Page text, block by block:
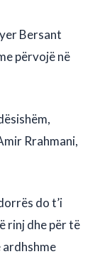
Bersant
përvojë në
Rrahmani,
do t’i
rinj dhe për të